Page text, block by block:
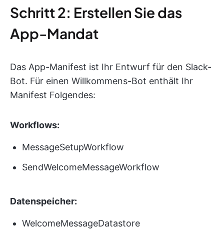
Schritt 2: Erstellen Sie das
App-Mandat
Das App-Manifest ist Ihr Entwurf für den Slack-
Bot. Für einen Willkommens-Bot enthält Ihr
Manifest Folgendes:
Workflows:
MessageSetupWorkflow
SendWelcomeMessageWorkflow
Datenspeicher:
WelcomeMessageDatastore